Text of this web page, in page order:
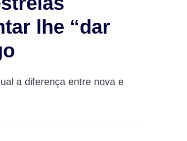
lhe “dar
a diferença entre nova e